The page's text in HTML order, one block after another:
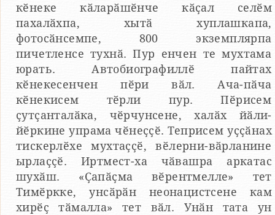
кӗнеке кӑларӑшӗнче кӑҫал селӗм
пахалӑхпа, хытӑ хуплашкапа,
фотосӑнсемпе, 800 экземплярпа
пичетленсе тухнӑ. Пур енчен те мухтама
юрать. Автобиографиллӗ пайтах
кӗнекесенчен пӗри вӑл. Ача-пӑча
кӗнекисем тӗрли пур. Пӗрисем
ҫутҫанталӑка, чӗрчунсене, халӑх йӑли-
йӗркине упрама чӗнеҫҫӗ. Теприсем уҫҫӑнах
тискерлӗхе мухтаҫҫӗ, вӗлерни-вӑрланине
ырлаҫҫӗ. Иртмест-ха чӑвашра аркатас
шухӑш. «Ҫапӑҫма вӗрентмелле» тет
Тимӗркке, унсӑрӑн неонацистсене кам
хирӗҫ тӑмалла» тет вӑл. Унӑн тата ун